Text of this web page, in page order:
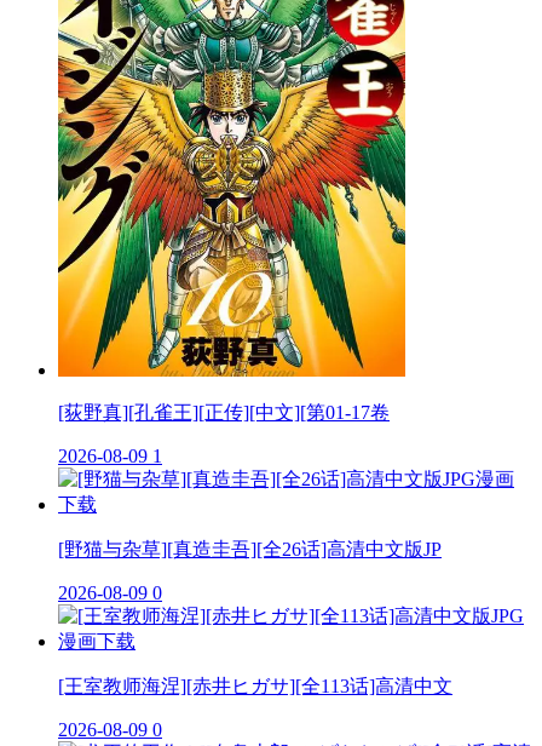
[荻野真][孔雀王][正传][中文][第01-17卷
2026-08-09 1
[野猫与杂草][真造圭吾][全26话]高清中文版JP
2026-08-09 0
[王室教师海涅][赤井ヒガサ][全113话]高清中文
2026-08-09 0